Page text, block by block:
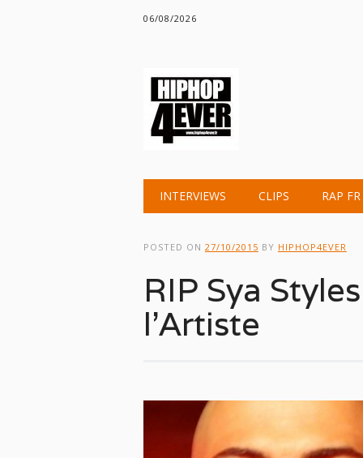
06/08/2026
Main menu
INTERVIEWS CLIPS RAP FR
POSTED ON 27/10/2015 BY HIPHOP4EVER
RIP Sya
l’Artiste